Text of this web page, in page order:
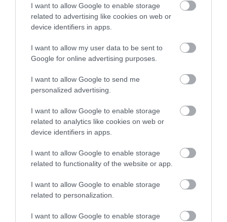
I want to allow Google to enable storage
related to advertising like cookies on web or
device identifiers in apps.
I want to allow my user data to be sent to
Google for online advertising purposes.
I want to allow Google to send me
personalized advertising.
I want to allow Google to enable storage
related to analytics like cookies on web or
device identifiers in apps.
I want to allow Google to enable storage
related to functionality of the website or app.
I want to allow Google to enable storage
related to personalization.
I want to allow Google to enable storage
ExecutiveChefΆγγελος Λάντος. «Αυτό
πρέπει να είναι τοByzantino
Brasserie
: ένα μέρος στο οποίο επιστρέφεις
ξανά και ξανά, γιατί σε κάνει να αισθάνεσαι
ευπρόσδεκτος, άνετα και γεμάτος ζωή».
Πρωινό: 06:30 – 11:00
Δείπνο: 18:30 – 23:00
Byzantino Café: 07:00 – 01:00